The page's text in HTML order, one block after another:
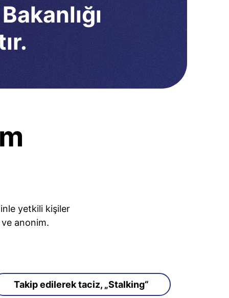
yetkili kişiler
anonim.
Takip edilerek taciz, „Stalking“